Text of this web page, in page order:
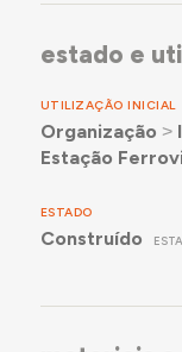
estado e
UTILIZAÇÃO INICIAL
Organização ˃
Estação
ESTADO
Construído